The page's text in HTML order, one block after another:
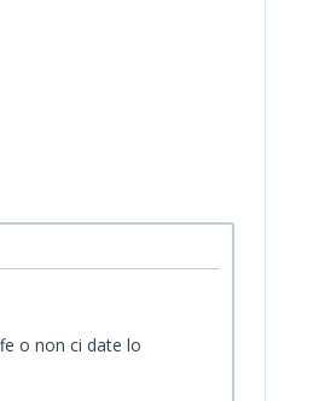
o non ci date lo